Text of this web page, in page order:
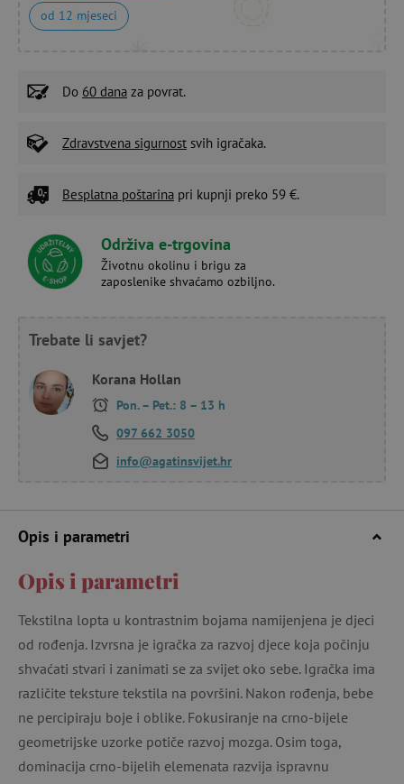
od 12 mjeseci
Do 60 dana za povrat.
Zdravstvena sigurnost svih igračaka.
Besplatna poštarina pri kupnji preko 59 €.
Održiva e-trgovina
Životnu okolinu i brigu za
zaposlenike shvaćamo ozbiljno.
Trebate li savjet?
Korana Hollan
Pon. – Pet.: 8 – 13 h
097 662 3050
info@agatinsvijet.hr
Opis i parametri
Opis i parametri
Tekstilna lopta u kontrastnim bojama namijenjena je djeci
od rođenja. Izvrsna je igračka za razvoj djece koja počinju
shvaćati stvari i zanimati se za svijet oko sebe. Igračka ima
različite teksture tekstila na površini. Nakon rođenja, bebe
ne percipiraju boje i oblike. Fokusiranje na crno-bijele
geometrijske uzorke potiče razvoj mozga. Osim toga,
dominacija crno-bijelih elemenata razvija ispravnu